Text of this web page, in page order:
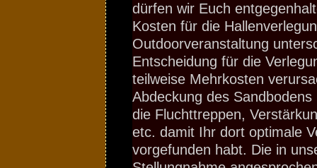
dürfen wir Euch
Kosten für die
Outdoorveranstaltung
Entscheidung für die
teilweise Mehrkosten
Abdeckung des
die Fluchttreppen,
etc. damit Ihr dort optimale
vorgefunden habt. Die in